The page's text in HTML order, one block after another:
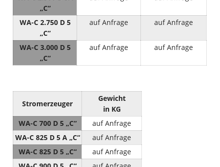
„C“
WA-C 2.750 D 5
„C“
auf Anfrage auf Anfrage
WA-C 3.000 D 5
„C“
auf Anfrage auf Anfrage
Stromerzeuger
Gewicht
in KG
WA-C 700 D 5 „C“
auf Anfrage
WA-C 825 D 5 A „C“
auf Anfrage
WA-C 825 D 5 „C“
auf Anfrage